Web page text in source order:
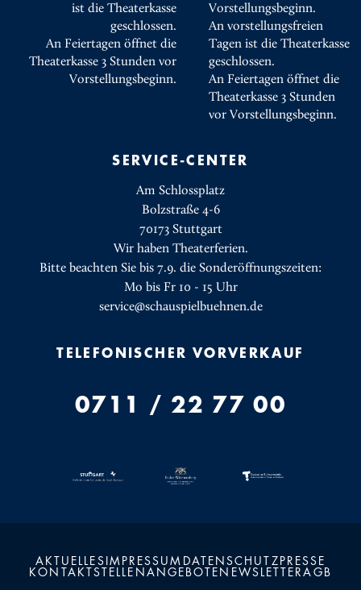
ist die Theaterkasse
geschlossen.
An Feiertagen öffnet die
Theaterkasse 3 Stunden vor
Vorstellungsbeginn.
Vorstellungsbeginn.
An vorstellungsfreien
Tagen ist die Theaterkasse
geschlossen.
An Feiertagen öffnet die
Theaterkasse 3 Stunden
vor Vorstellungsbeginn.
SERVICE-CENTER
Am Schlossplatz
Bolzstraße 4-6
70173 Stuttgart
Wir haben Theaterferien.
Bitte beachten Sie bis 7.9. die Sonderöffnungszeiten:
Mo bis Fr 10 - 15 Uhr
service@schauspielbuehnen.de
TELEFONISCHER VORVERKAUF
0711 / 22 77 00
AKTUELLESIMPRESSUM DATENSCHUTZPRESSE
KONTAKTSTELLENANGEBOTENEWSLETTERAGB